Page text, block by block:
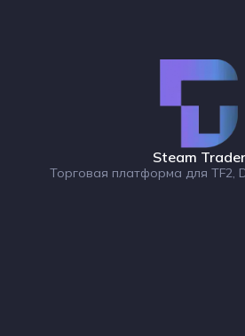
Steam Trader
Торговая платформа для TF2,